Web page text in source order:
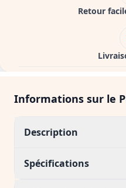
Retour
Informations sur le
Description
Spécifications